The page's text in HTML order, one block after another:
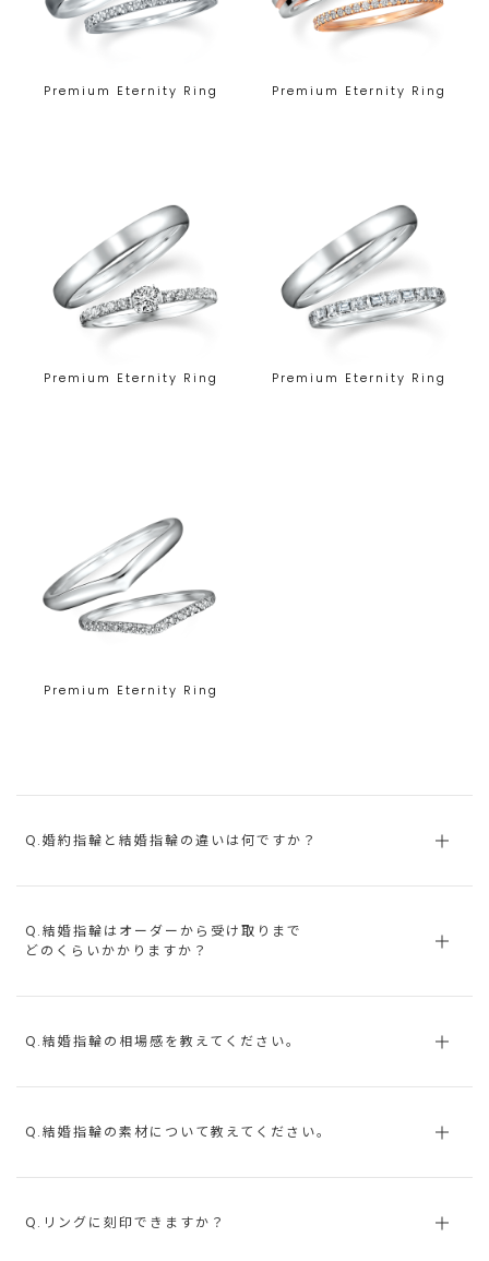
Premium Eternity Ring Premium Eternity Ring
Premium Eternity Ring Premium Eternity Ring
Premium Eternity Ring
Q.婚約指輪と結婚指輪の違いは何ですか？
Q.結婚指輪はオーダーから受け取りまで
どのくらいかかりますか？
Q.結婚指輪の相場感を教えてください。
Q.結婚指輪の素材について教えてください。
Q.リングに刻印できますか？